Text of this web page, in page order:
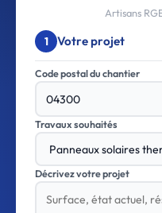
Artisans
1 Votre projet
Code postal du chantier
Travaux souhaités
Décrivez votre projet